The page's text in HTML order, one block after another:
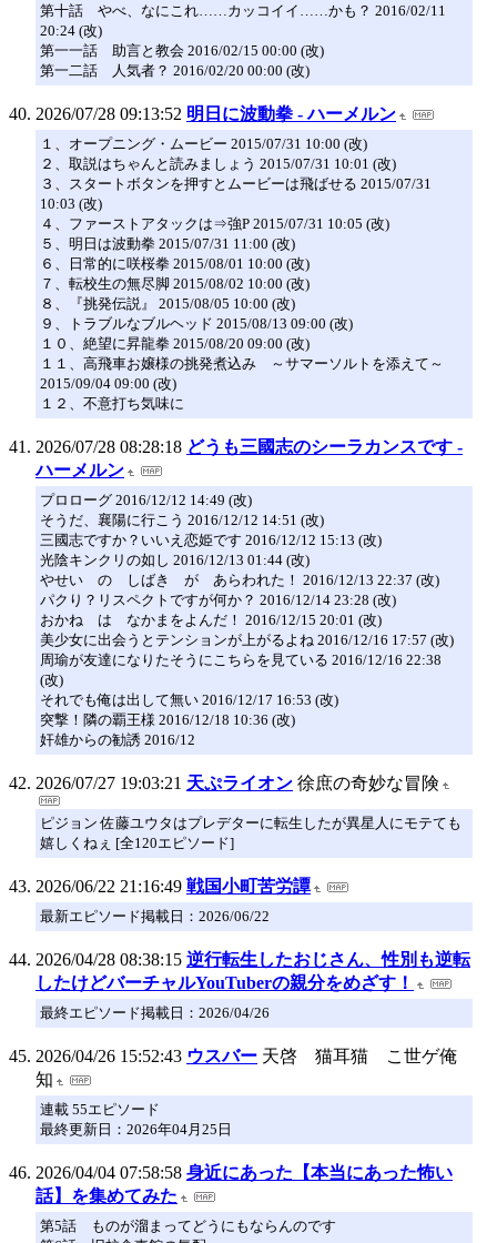
第十話 やべ、なにこれ……カッコイイ……かも？ 2016/02/11
20:24 (改)
第一一話 助言と教会 2016/02/15 00:00 (改)
第一二話 人気者？ 2016/02/20 00:00 (改)
2026/07/28 09:13:52 明日に波動拳 - ハーメルン
１、オープニング・ムービー 2015/07/31 10:00 (改)
２、取説はちゃんと読みましょう 2015/07/31 10:01 (改)
３、スタートボタンを押すとムービーは飛ばせる 2015/07/31
10:03 (改)
４、ファーストアタックは⇒強P 2015/07/31 10:05 (改)
５、明日は波動拳 2015/07/31 11:00 (改)
６、日常的に咲桜拳 2015/08/01 10:00 (改)
７、転校生の無尽脚 2015/08/02 10:00 (改)
８、『挑発伝説』 2015/08/05 10:00 (改)
９、トラブルなブルヘッド 2015/08/13 09:00 (改)
１０、絶望に昇龍拳 2015/08/20 09:00 (改)
１１、高飛車お嬢様の挑発煮込み ～サマーソルトを添えて～
2015/09/04 09:00 (改)
１２、不意打ち気味に
2026/07/28 08:28:18 どうも三國志のシーラカンスです -
ハーメルン
プロローグ 2016/12/12 14:49 (改)
そうだ、襄陽に行こう 2016/12/12 14:51 (改)
三國志ですか？いいえ恋姫です 2016/12/12 15:13 (改)
光陰キンクリの如し 2016/12/13 01:44 (改)
やせい の しばき が あらわれた！ 2016/12/13 22:37 (改)
パクり？リスペクトですが何か？ 2016/12/14 23:28 (改)
おかね は なかまをよんだ！ 2016/12/15 20:01 (改)
美少女に出会うとテンションが上がるよね 2016/12/16 17:57 (改)
周瑜が友達になりたそうにこちらを見ている 2016/12/16 22:38
(改)
それでも俺は出して無い 2016/12/17 16:53 (改)
突撃！隣の覇王様 2016/12/18 10:36 (改)
奸雄からの勧誘 2016/12
2026/07/27 19:03:21 天ぷライオン 徐庶の奇妙な冒険
ピジョン 佐藤ユウタはプレデターに転生したが異星人にモテても
嬉しくねぇ [全120エピソード]
2026/06/22 21:16:49 戦国小町苦労譚
最新エピソード掲載日：2026/06/22
2026/04/28 08:38:15 逆行転生したおじさん、性別も逆転
したけどバーチャルYouTuberの親分をめざす！
最終エピソード掲載日：2026/04/26
2026/04/26 15:52:43 ウスバー 天啓 猫耳猫 こ世ゲ俺
知
連載 55エピソード
最終更新日：2026年04月25日
2026/04/04 07:58:58 身近にあった【本当にあった怖い
話】を集めてみた
第5話 ものが溜まってどうにもならんのです